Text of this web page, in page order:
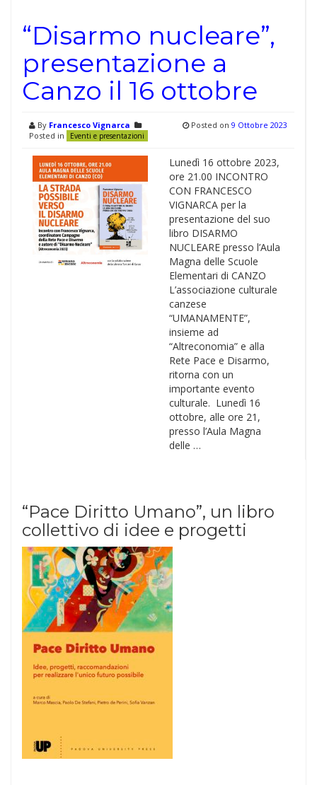
“Disarmo nucleare”,
presentazione a
Canzo il 16 ottobre
By Francesco Vignarca
Posted in
Eventi e presentazioni
Posted on 9 Ottobre 2023
Lunedì 16 ottobre 2023,
ore 21.00 INCONTRO
CON FRANCESCO
VIGNARCA per la
presentazione del suo
libro DISARMO
NUCLEARE presso l’Aula
Magna delle Scuole
Elementari di CANZO
L’associazione culturale
canzese
“UMANAMENTE”,
insieme ad
“Altreconomia” e alla
Rete Pace e Disarmo,
ritorna con un
importante evento
culturale. Lunedì 16
ottobre, alle ore 21,
presso l’Aula Magna
delle …
“Pace Diritto Umano”, un libro
collettivo di idee e progetti